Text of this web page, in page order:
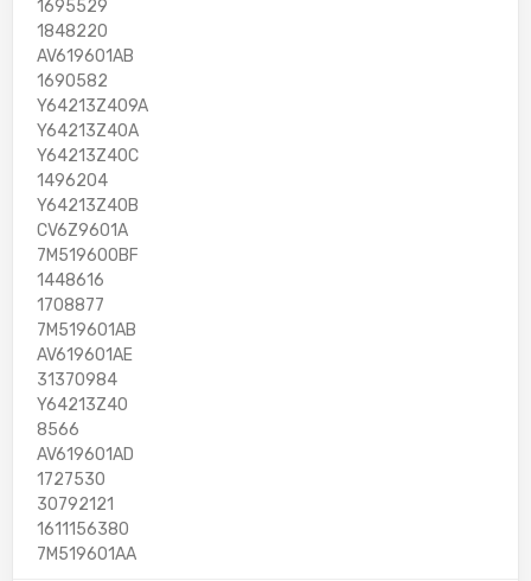
1695529
1848220
AV619601AB
1690582
Y64213Z409A
Y64213Z40A
Y64213Z40C
1496204
Y64213Z40B
CV6Z9601A
7M519600BF
1448616
1708877
7M519601AB
AV619601AE
31370984
Y64213Z40
8566
AV619601AD
1727530
30792121
1611156380
7M519601AA